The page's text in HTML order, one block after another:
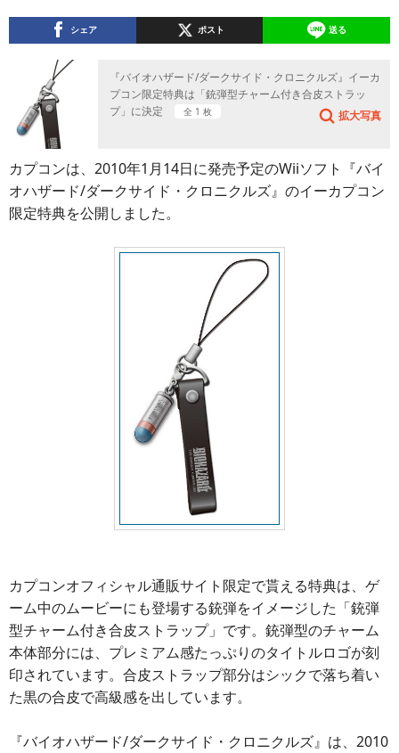
シェア ポスト 送る
『バイオハザード/ダークサイド・クロニクルズ』イーカ
プコン限定特典は「銃弾型チャーム付き合皮ストラッ
プ」に決定
全 1 枚 拡大写真
カプコンは、2010年1月14日に発売予定のWiiソフト『バイ
オハザード/ダークサイド・クロニクルズ』のイーカプコン
限定特典を公開しました。
カプコンオフィシャル通販サイト限定で貰える特典は、ゲ
ーム中のムービーにも登場する銃弾をイメージした「銃弾
型チャーム付き合皮ストラップ」です。銃弾型のチャーム
本体部分には、プレミアム感たっぷりのタイトルロゴが刻
印されています。合皮ストラップ部分はシックで落ち着い
た黒の合皮で高級感を出しています。
『バイオハザード/ダークサイド・クロニクルズ』は、2010